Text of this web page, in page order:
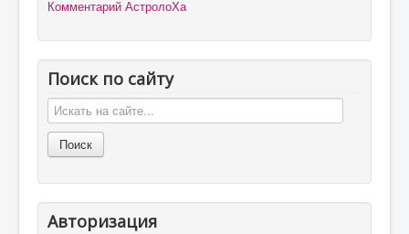
Комментарий АстролоХа
Поиск по сайту
Авторизация